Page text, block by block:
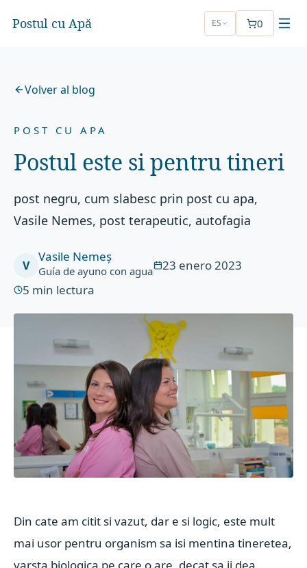
Postul cu Apă ES 0
Volver al blog
POST CU APA
Postul este si pentru tineri
post negru, cum slabesc prin post cu apa,
Vasile Nemes, post terapeutic, autofagia
V
Vasile Nemeș
Guía de ayuno con agua
23 enero 2023
5 min lectura
Din cate am citit si vazut, dar e si logic, este mult
mai usor pentru organism sa isi mentina tineretea,